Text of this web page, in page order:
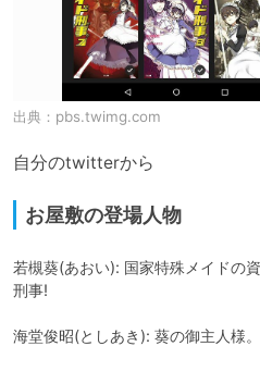
出典： pbs.twimg.com
自分のtwitterから
お屋敷の登場人物
若槻葵(あおい): 国家特殊メイドの
刑事!
海堂俊昭(としあき): 葵の御主人様